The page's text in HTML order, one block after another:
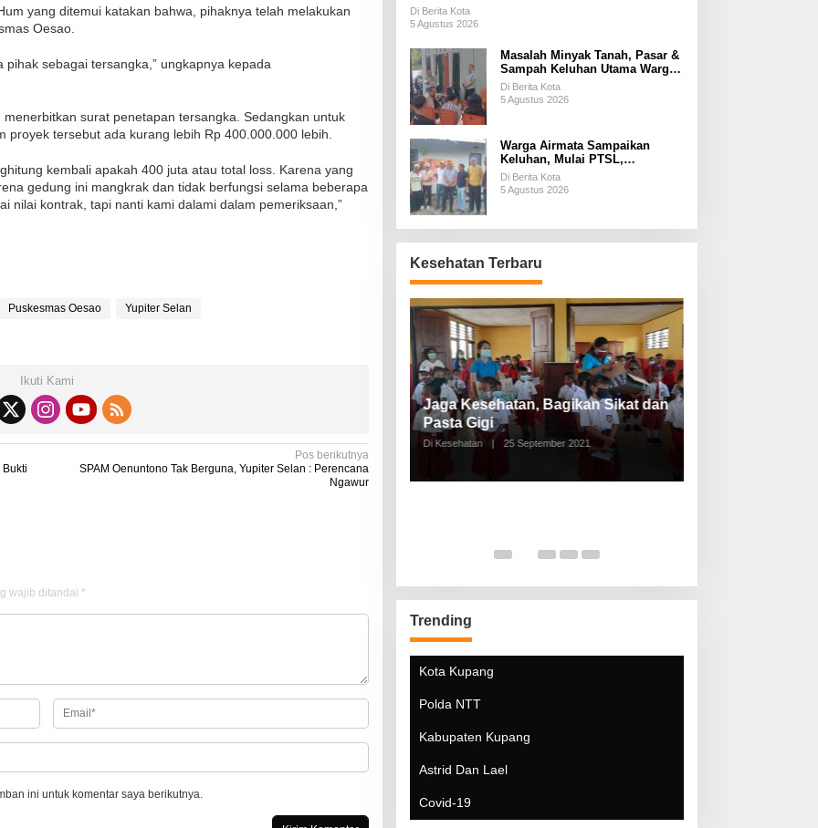
yang ditemui katakan bahwa, pihaknya telah melakukan
Oesao.
sebagai tersangka,” ungkapnya kepada
surat penetapan tersangka. Sedangkan untuk
tersebut ada kurang lebih Rp 400.000.000 lebih.
kembali apakah 400 juta atau total loss. Karena yang
gedung ini mangkrak dan tidak berfungsi selama beberapa
nilai kontrak, tapi nanti kami dalami dalam pemeriksaan,”
Puskesmas Oesao Yupiter Selan
Ikuti Kami
Pos berikutnya
SPAM Oenuntono Tak Berguna, Yupiter Selan : Perencana
Ngawur
wajib ditandai *
ini untuk komentar saya berikutnya.
Susah Pupuk Subsidi
Di Berita Kota
5 Agustus 2026
Masalah Minyak Tanah, Pasar &
Sampah Keluhan Utama Warga
Airnona
Di Berita Kota
5 Agustus 2026
Warga Airmata Sampaikan
Keluhan, Mulai PTSL,
Ketersediaan Minyak Tanah &
Lahan Pemakaman
Di Berita Kota
5 Agustus 2026
Kesehatan Terbaru
Di Kesehatan | 19 Desember 2021
Jaga Kesehatan, Bagikan Sikat dan
Pasta Gigi
Di Kesehatan | 25 September 2021
Polda NTT
Kabupaten Kupang
Astrid Dan Lael
Covid-19